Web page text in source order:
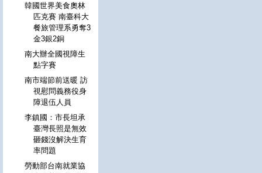
韓國世界美食奧林
匹克賽 南臺科大
餐旅管理系勇奪3
金3銀2銅
南大辦全國視障生
點字賽
南市端節前送暖 訪
視慰問義務役身
障退伍人員
李鎮國：市長坦承
臺灣長照是無效
砸錢沒解決生育
率問題
勞動部台南就業協